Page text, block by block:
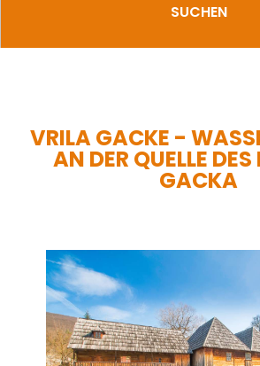
SUCHEN
VRILA GACKE -
AN DER QUELLE DES
GACKA